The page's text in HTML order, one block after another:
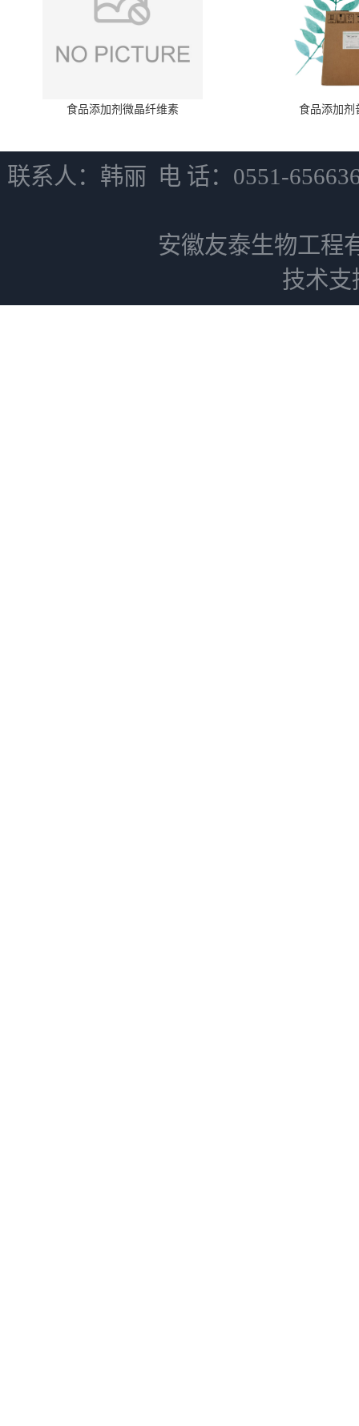
食品添加剂微晶纤维素 食品添加剂
联系人：韩丽 电 话：0551-
安徽友泰生物工程
技术